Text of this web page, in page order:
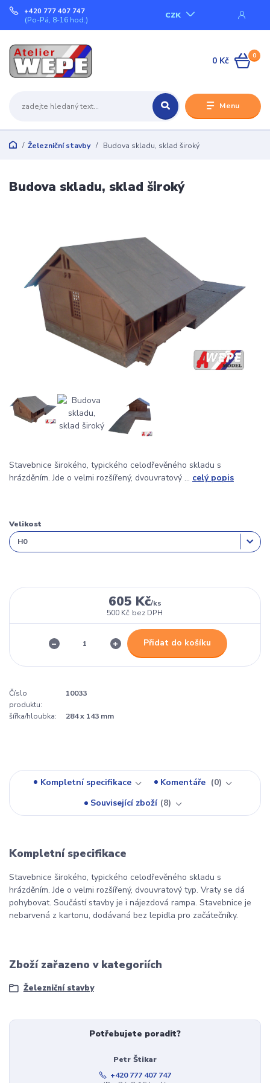
Menu
CZK
+420 777 407 747
(Po-Pá, 8-16 hod.)
0
0 Kč
Železniční stavby Budova skladu, sklad široký
Budova skladu, sklad široký
Stavebnice širokého, typického celodřevěného skladu s
hrázděním. Jde o velmi rozšířený, dvouvratový ... celý popis
Velikost
605 Kč/ks
500 Kč bez DPH
Přidat do košíku
Číslo
produktu:
10033
šířka/hloubka: 284 x 143 mm
Kompletní specifikace Komentáře
0
Související zboží 8
Kompletní specifikace
Stavebnice širokého, typického celodřevěného skladu s
hrázděním. Jde o velmi rozšířený, dvouvratový typ. Vraty se dá
pohybovat. Součástí stavby je i nájezdová rampa. Stavebnice je
nebarvená z kartonu, dodávaná bez lepidla pro začátečníky.
Zboží zařazeno v kategoriích
Železniční stavby
Potřebujete poradit?
Petr Štikar
+420 777 407 747